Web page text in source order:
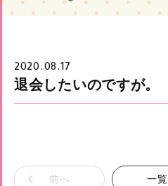
2020.08.17
退会したいのですが。
前へ 一覧